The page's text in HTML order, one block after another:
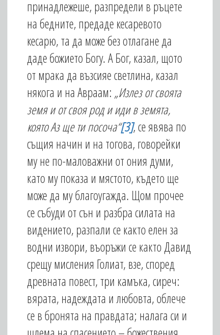
принадлежеше, разпредели в ръцете
на бедните, предаде кесаревото
кесарю, та да може без отлагане да
даде божието Богу. А Бог, казал, щото
от мрака да възсияе светлина, казал
някога и на Авраам: „Излез от своята
земя и от своя род и иди в земята,
която Аз ще ти посоча“[3], се явява по
същия начин и на тогова, говорейки
му не по-маловажни от ония думи,
като му показа и мястото, където ще
може да му благоугажда. Щом прочее
се събуди от сън и разбра силата на
видението, разпали се както елен за
водни извори, въоръжи се както Давид
срещу мисления Голиат, взе, според
древната повест, три камъка, сиреч:
вярата, надеждата и любовта, облече
се в бронята на правдата; налага си и